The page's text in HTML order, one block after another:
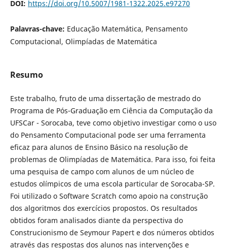
DOI: https://doi.org/10.5007/1981-1322.2025.e97270
Palavras-chave: Educação Matemática, Pensamento
Computacional, Olimpíadas de Matemática
Resumo
Este trabalho, fruto de uma dissertação de mestrado do
Programa de Pós-Graduação em Ciência da Computação da
UFSCar - Sorocaba, teve como objetivo investigar como o uso
do Pensamento Computacional pode ser uma ferramenta
eficaz para alunos de Ensino Básico na resolução de
problemas de Olimpíadas de Matemática. Para isso, foi feita
uma pesquisa de campo com alunos de um núcleo de
estudos olímpicos de uma escola particular de Sorocaba-SP.
Foi utilizado o Software Scratch como apoio na construção
dos algoritmos dos exercícios propostos. Os resultados
obtidos foram analisados diante da perspectiva do
Construcionismo de Seymour Papert e dos números obtidos
através das respostas dos alunos nas intervenções e